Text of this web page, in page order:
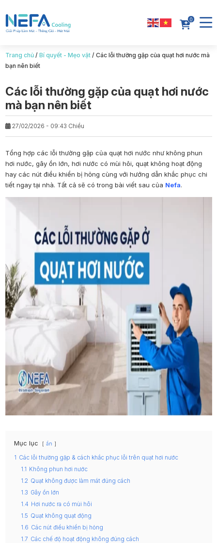
0
Trang chủ/ Bí quyết - Mẹo vặt/ Các lỗi thường gặp của quạt hơi nước mà
bạn nên biết
Các lỗi thường gặp của quạt hơi nước
mà bạn nên biết
27/02/2026 - 09:43 Chiều
Tổng hợp các lỗi thường gặp của quạt hơi nước như không phun
hơi nước, gây ồn lớn, hơi nước có mùi hôi, quạt không hoạt động
hay các nút điều khiển bị hỏng cùng với hướng dẫn khắc phục chi
tiết ngay tại nhà. Tất cả sẽ có trong bài viết sau của Nefa.
Mục lục ẩn
1 Các lỗi thường gặp & cách khắc phục lỗi trên quạt hơi nước
1.1 Không phun hơi nước
1.2 Quạt không được làm mát đúng cách
1.3 Gây ồn lớn
1.4 Hơi nước ra có mùi hôi
1.5 Quạt không quạt động
1.6 Các nút điều khiển bị hỏng
1.7 Các chế độ hoạt động không đúng cách